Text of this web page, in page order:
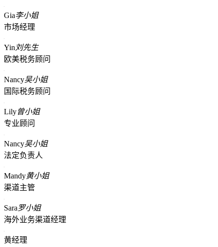
Gia李小姐
市场经理
Yin 刘先生
欧美税务顾问
Nancy吴小姐
国际税务顾问
Lily曾小姐
专业顾问
Nancy吴小姐
法定负责人
Mandy黄小姐
渠道主管
Sara罗小姐
海外业务渠道经理
黄经理